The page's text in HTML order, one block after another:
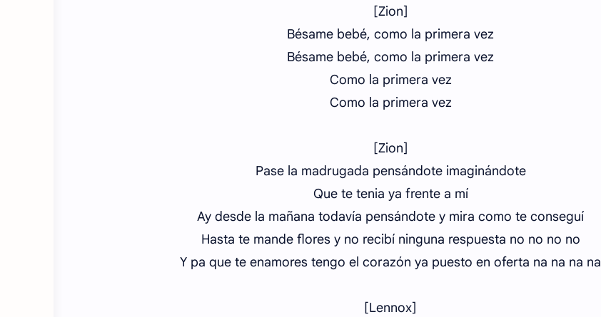
[Zion]
Bésame bebé, como la primera vez
Bésame bebé, como la primera vez
Como la primera vez
Como la primera vez
[Zion]
Pase la madrugada pensándote imaginándote
Que te tenia ya frente a mí
Ay desde la mañana todavía pensándote y mira como te conseguí
Hasta te mande flores y no recibí ninguna respuesta no no no no
Y pa que te enamores tengo el corazón ya puesto en oferta na na na na
[Lennox]